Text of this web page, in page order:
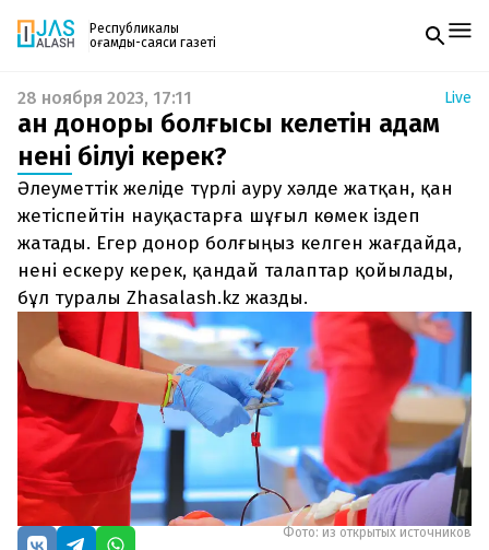
Республикалық
қоғамдық-саяси газеті
Жаңалықтар
Спорт
Live
Руханият
Аймақ
Архив
Заң және тәртіп
Редакциямен байланыс
+7 708 604 51 06
Жарнама бөлімі
+7 701 220 64 52
Пошта
zhasalash100@gmail.com
Газетке жазылу
PDF форматтағы газетті ай сайын электронды
поштаңызға алып отырыңыз. Жаңа нөмір
шыққан сәтте сізге бірден жіберіледі. Тек email
енгізіңіз, біз қалғанын өзіміз жібереміз.
28 ноября 2023, 17:11 Live
Қан доноры болғысы келетін адам
нені білуі керек?
Әлеуметтік желіде түрлі ауру хәлде жатқан, қан
жетіспейтін науқастарға шұғыл көмек іздеп
жатады. Егер донор болғыңыз келген жағдайда,
нені ескеру керек, қандай талаптар қойылады,
бұл туралы Zhasalash.kz жазды.
Фото: из открытых источников